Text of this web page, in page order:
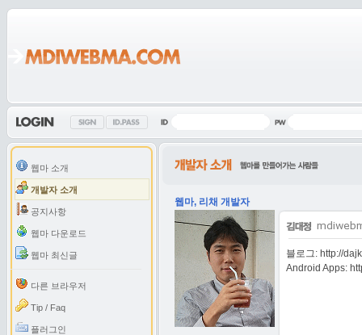
웹마 소개
개발자 소개
공지사항
웹마 다운로드
웹마 최신글
다른 브라우저
Tip / Faq
플러그인
웹마, 리채 개발자
블로그: http://
Android Apps: